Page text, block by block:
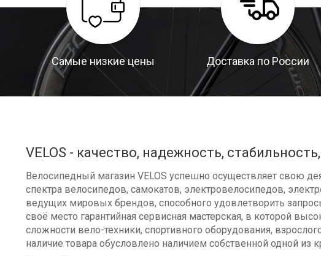
Самые низкие цены Доставка по России
VELOS - качество, надежность,
Велосипедный магазин VELOS успешно осуществляет свою
спектра велосипедов, самокатов, электровелосипедов,
ведущих мировых брендов, способного удовлетворить
своё место гарантийная сервисная мастерская, в которой
сложности вело-техники, спортивного оборудования,
наличие товара обусловлено наличием собственной одной